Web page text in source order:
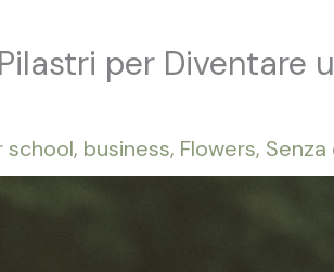
per Diventare
school, business, Flowers,